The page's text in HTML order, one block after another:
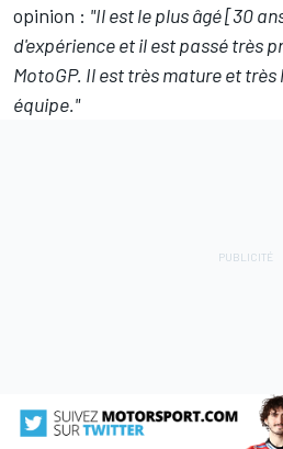
opinion : "Il est le plus âgé [30
d'expérience et il est passé très
MotoGP. Il est très mature et très
équipe."